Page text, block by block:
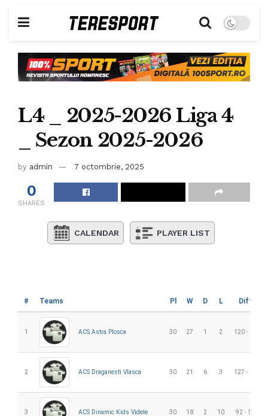
L4 _ 2025-2026 Liga 4
_ Sezon 2025-2026
by admin 7 octombrie, 2025
0
SHARES
CALENDAR PLAYER LIST
# Teams Pl W D L Diff
1 ACS Astra Plosca 30 27 1 2 120 - 26
2 ACS Draganesti Vlasca 30 21 6 3 127 - 46
3 ACS Dinamic Kids Videle 30 18 2 10 92 - 53